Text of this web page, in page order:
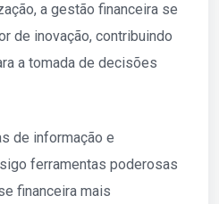
a gestão financeira se
de inovação, contribuindo
a tomada de decisões
de informação e
ferramentas poderosas
financeira mais